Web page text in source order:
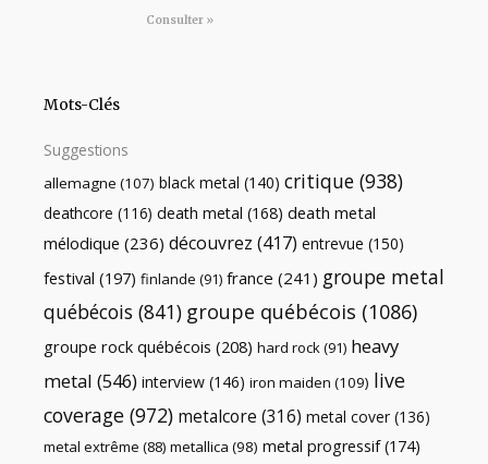
Consulter »
Mots-Clés
Suggestions
allemagne (107) black metal (140) critique (938)
deathcore (116) death metal (168) death metal
mélodique (236) découvrez (417) entrevue (150)
festival (197) finlande (91) france (241) groupe metal
québécois (841) groupe québécois (1086)
groupe rock québécois (208) hard rock(91) heavy
metal (546) interview (146) iron maiden (109) live
coverage (972) metalcore (316) metal cover (136)
metal extrême (88) metallica (98) metal progressif(174)